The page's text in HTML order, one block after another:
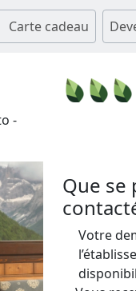
Carte cadeau
-
Que se
Votre